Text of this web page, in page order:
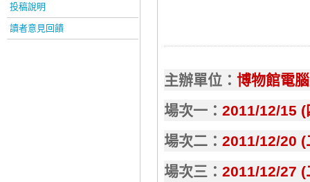
投稿說明
讀者意見回饋
主辦單位： 博物館電
場次一： 2011/12/15 (
場次二： 2011/12/20 (
場次三： 2011/12/27 (